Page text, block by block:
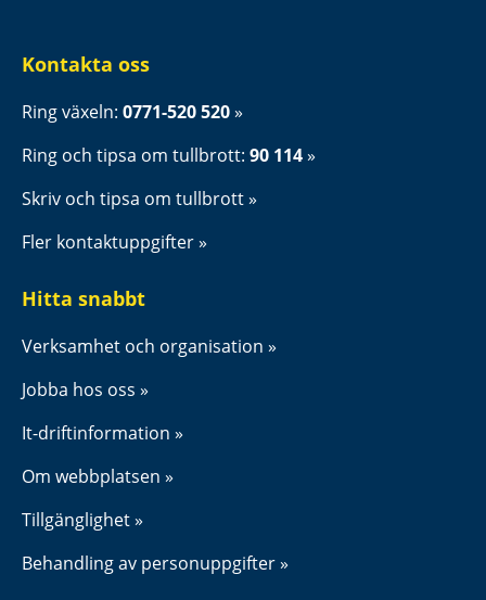
Kontakta oss
Ring växeln: 0771-520 520
Ring och tipsa om tullbrott: 90 114
Skriv och tipsa om tullbrott
Fler kontaktuppgifter
Hitta snabbt
Verksamhet och organisation
Jobba hos oss
It-driftinformation
Om webbplatsen
Tillgänglighet
Behandling av personuppgifter